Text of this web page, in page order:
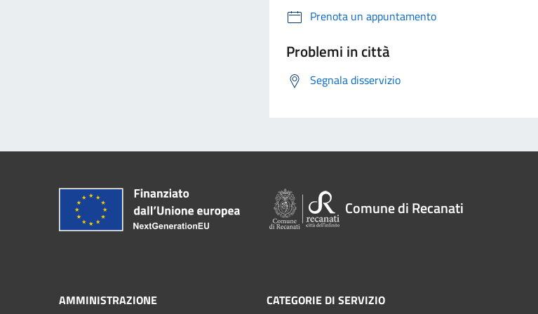
Prenota un appuntamento
Problemi in città
Segnala disservizio
Comune di Recanati
AMMINISTRAZIONE CATEGORIE DI SERVIZIO